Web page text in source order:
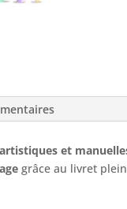
et
grâce au livret